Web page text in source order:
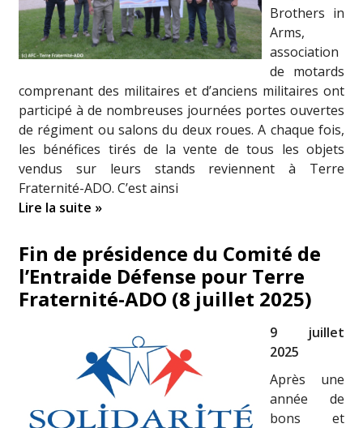
Brothers in
Arms,
association
de motards
comprenant des militaires et d’anciens militaires ont
participé à de nombreuses journées portes ouvertes
de régiment ou salons du deux roues. A chaque fois,
les bénéfices tirés de la vente de tous les objets
vendus sur leurs stands reviennent à Terre
Fraternité-ADO. C’est ainsi
Lire la suite »
Fin de présidence du Comité de
l’Entraide Défense pour Terre
Fraternité-ADO (8 juillet 2025)
9 juillet
2025
Après une
année de
bons et